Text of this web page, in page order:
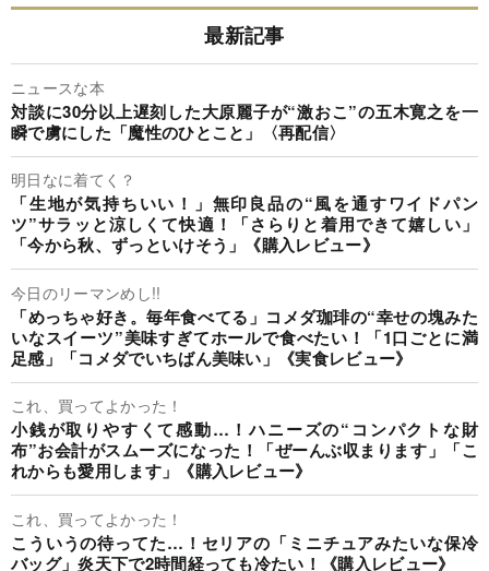
最新記事
ニュースな本
対談に30分以上遅刻した大原麗子が“激おこ”の五木寛之を一
瞬で虜にした「魔性のひとこと」〈再配信〉
明日なに着てく？
「生地が気持ちいい！」無印良品の“風を通すワイドパン
ツ”サラッと涼しくて快適！「さらりと着用できて嬉しい」
「今から秋、ずっといけそう」《購入レビュー》
今日のリーマンめし!!
「めっちゃ好き。毎年食べてる」コメダ珈琲の“幸せの塊みた
いなスイーツ”美味すぎてホールで食べたい！「1口ごとに満
足感」「コメダでいちばん美味い」《実食レビュー》
これ、買ってよかった！
小銭が取りやすくて感動…！ハニーズの“コンパクトな財
布”お会計がスムーズになった！「ぜーんぶ収まります」「こ
れからも愛用します」《購入レビュー》
これ、買ってよかった！
こういうの待ってた…！セリアの「ミニチュアみたいな保冷
バッグ」炎天下で2時間経っても冷たい！《購入レビュー》